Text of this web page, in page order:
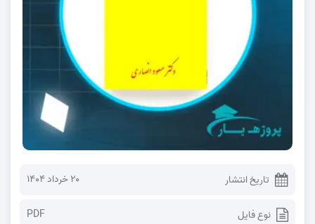
تاریخ انتشار ۲۰ خرداد ۱۴۰۴
نوع فایل PDF